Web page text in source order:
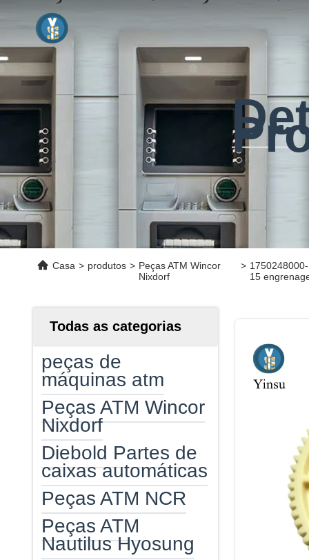
Casa > produtos > Peças ATM Wincor
Nixdorf
>
15
Todas as categorias
peças de
máquinas atm
Peças ATM Wincor
Nixdorf
Diebold Partes de
caixas automáticas
Peças ATM NCR
Peças ATM
Nautilus Hyosung